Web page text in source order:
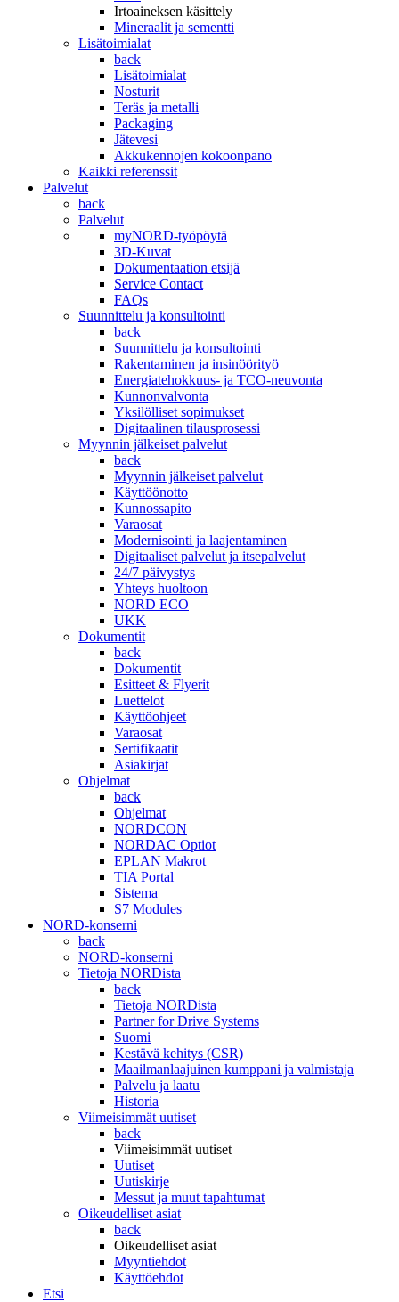
Irtoaineksen käsittely
Mineraalit ja sementti
Lisätoimialat
back
Lisätoimialat
Nosturit
Teräs ja metalli
Packaging
Jätevesi
Akkukennojen kokoonpano
Kaikki referenssit
Palvelut
back
Palvelut
myNORD-työpöytä
3D-Kuvat
Dokumentaation etsijä
Service Contact
FAQs
Suunnittelu ja konsultointi
back
Suunnittelu ja konsultointi
Rakentaminen ja insinöörityö
Energiatehokkuus- ja TCO-neuvonta
Kunnonvalvonta
Yksilölliset sopimukset
Digitaalinen tilausprosessi
Myynnin jälkeiset palvelut
back
Myynnin jälkeiset palvelut
Käyttöönotto
Kunnossapito
Varaosat
Modernisointi ja laajentaminen
Digitaaliset palvelut ja itsepalvelut
24/7 päivystys
Yhteys huoltoon
NORD ECO
UKK
Dokumentit
back
Dokumentit
Esitteet & Flyerit
Luettelot
Käyttöohjeet
Varaosat
Sertifikaatit
Asiakirjat
Ohjelmat
back
Ohjelmat
NORDCON
NORDAC Optiot
EPLAN Makrot
TIA Portal
Sistema
S7 Modules
NORD-konserni
back
NORD-konserni
Tietoja NORDista
back
Tietoja NORDista
Partner for Drive Systems
Suomi
Kestävä kehitys (CSR)
Maailmanlaajuinen kumppani ja valmistaja
Palvelu ja laatu
Historia
Viimeisimmät uutiset
back
Viimeisimmät uutiset
Uutiset
Uutiskirje
Messut ja muut tapahtumat
Oikeudelliset asiat
back
Oikeudelliset asiat
Myyntiehdot
Käyttöehdot
Etsi